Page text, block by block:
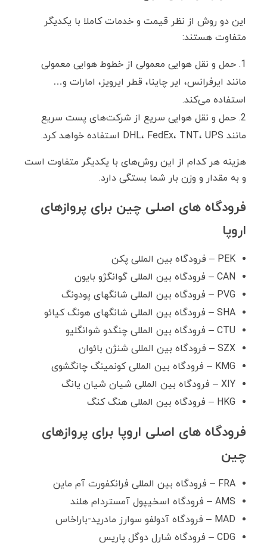
این دو روش از نظر قیمت و خدمات کاملا با یکدیگر
متفاوت هستند:
حمل و نقل هوایی معمولی از خطوط هوایی معمولی
مانند ایرفرانس، ایر چاینا، قطر ایرویز، امارات و…
استفاده می‌کند.
حمل و نقل هوایی سریع از شرکت‌های پست سریع
مانند DHL، FedEx، TNT، UPS استفاده خواهد کرد.
هزینه هر کدام از این روش‌های با یکدیگر متفاوت است
و به مقدار و وزن بار شما بستگی دارد.
فرودگاه های اصلی چین برای پروازهای
اروپا
PEK – فرودگاه بین المللی پکن
CAN – فرودگاه بین المللی گوانگژو بایون
PVG – فرودگاه بین المللی شانگهای پودونگ
SHA – فرودگاه بین المللی شانگهای هونگ کیائو
CTU – فرودگاه بین المللی چنگدو شوانگلیو
SZX – فرودگاه بین المللی شنژن بائوان
KMG – فرودگاه بین المللی کونمینگ چانگشوی
XIY – فرودگاه بین المللی شیان شیان یانگ
HKG – فرودگاه بین المللی هنگ کنگ
فرودگاه های اصلی اروپا برای پروازهای
چین
FRA – فرودگاه بین المللی فرانکفورت آم ماین
AMS – فرودگاه اسخیپول آمستردام هلند
MAD – فرودگاه آدولفو سوارز مادرید-باراخاس
CDG – فرودگاه شارل دوگل پاریس